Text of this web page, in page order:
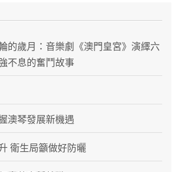
的歲月：音樂劇《澳門皇宮》演繹六
不息的奮鬥故事
澳琴發展新機遇
衛生局籲做好防曬